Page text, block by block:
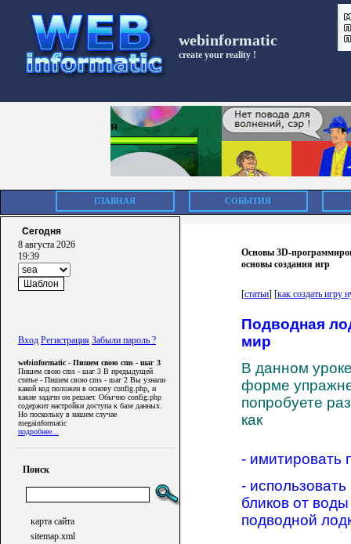
webinformatic
create your reality !
ГЛАВНАЯ СОБЫТИЯ
Сегодня
8 августа 2026
19:39
Вход Регистрация Забыли пароль ?
webinformatic - Пишем свою cms - шаг 3
Пишем свою cms - шаг 3 В предыдущей
статье - Пишем свою cms - шаг 2 Вы узнали
какой код положен в основу config.php, и
какие задачи он решает. Обычно config.php
содержит настройки доступа к базе данных.
Но поскольку в нашем случае
megainformatic
подробнее...
Поиск
карта сайта
sitemap.xml
Основы 3D-
основы создания игр
[статьи] [как создать игру
Подводная
мир
В данном
форме
попробуете
как
- имитировать
-
бликов от
подводной